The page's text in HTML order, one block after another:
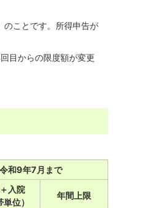
のことです。所得申告が
目からの限度額が変更
和9年7月まで
入院
単位）
年間上限